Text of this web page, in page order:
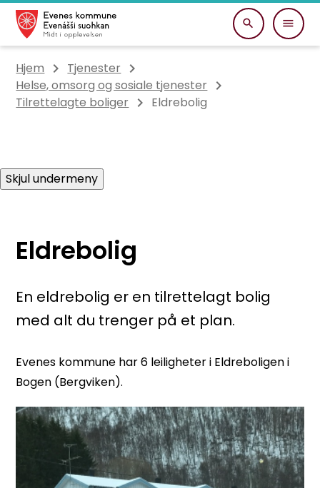
Evenes kommune
Du er her:
Hjem
Tjenester
Helse, omsorg og sosiale tjenester
Tilrettelagte boliger
Eldrebolig
Skjul undermeny
Eldrebolig
En eldrebolig er en tilrettelagt bolig
med alt du trenger på et plan.
Evenes kommune har 6 leiligheter i Eldreboligen i
Bogen (Bergviken).